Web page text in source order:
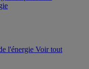
l'énergie Voir tout